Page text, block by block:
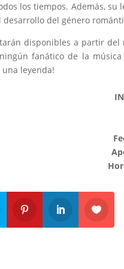
los tiempos. Además, su
desarrollo del género
disponibles a partir del
fanático de la
leyenda!